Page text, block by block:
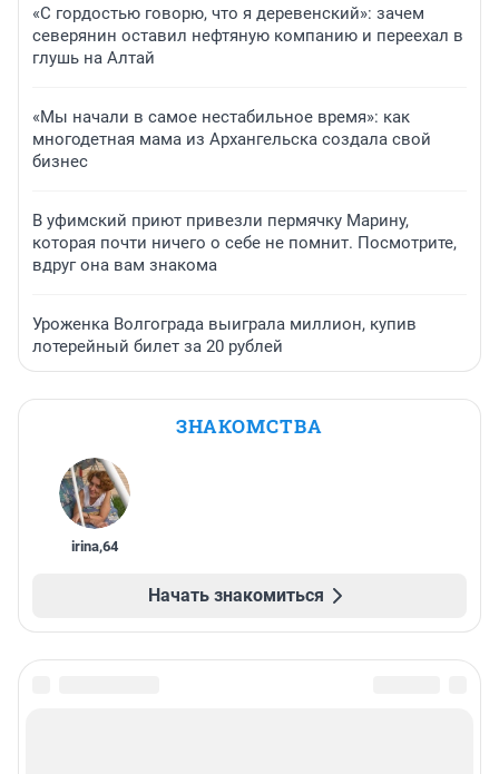
«С гордостью говорю, что я деревенский»: зачем
северянин оставил нефтяную компанию и переехал в
глушь на Алтай
«Мы начали в самое нестабильное время»: как
многодетная мама из Архангельска создала свой
бизнес
В уфимский приют привезли пермячку Марину,
которая почти ничего о себе не помнит. Посмотрите,
вдруг она вам знакома
Уроженка Волгограда выиграла миллион, купив
лотерейный билет за 20 рублей
ЗНАКОМСТВА
irina,64
Начать знакомиться